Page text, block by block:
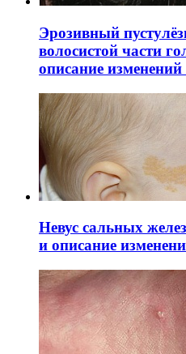
Эрозивный
волосистой части
описание
Невус сальных
и описание